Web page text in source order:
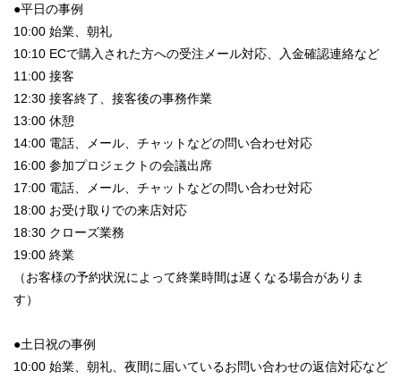
●平日の事例
10:00 始業、朝礼
10:10 ECで購入された方への受注メール対応、入金確認連絡など
11:00 接客
12:30 接客終了、接客後の事務作業
13:00 休憩
14:00 電話、メール、チャットなどの問い合わせ対応
16:00 参加プロジェクトの会議出席
17:00 電話、メール、チャットなどの問い合わせ対応
18:00 お受け取りでの来店対応
18:30 クローズ業務
19:00 終業
（お客様の予約状況によって終業時間は遅くなる場合がありま
す）
●土日祝の事例
10:00 始業、朝礼、夜間に届いているお問い合わせの返信対応など